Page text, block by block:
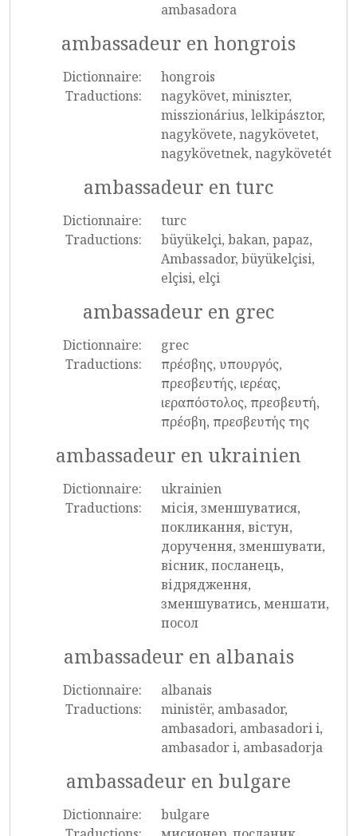
ambasadora
ambassadeur en hongrois
Dictionnaire:
hongrois
Traductions:
nagykövet, miniszter,
misszionárius, lelkipásztor,
nagykövete, nagykövetet,
nagykövetnek, nagykövetét
ambassadeur en turc
Dictionnaire:
turc
Traductions:
büyükelçi, bakan, papaz,
Ambassador, büyükelçisi,
elçisi, elçi
ambassadeur en grec
Dictionnaire:
grec
Traductions:
πρέσβης, υπουργός,
πρεσβευτής, ιερέας,
ιεραπόστολος, πρεσβευτή,
πρέσβη, πρεσβευτής της
ambassadeur en ukrainien
Dictionnaire:
ukrainien
Traductions:
місія, зменшуватися,
покликання, вістун,
доручення, зменшувати,
вісник, посланець,
відрядження,
зменшуватись, меншати,
посол
ambassadeur en albanais
Dictionnaire:
albanais
Traductions:
ministër, ambasador,
ambasadori, ambasadori i,
ambasador i, ambasadorja
ambassadeur en bulgare
Dictionnaire:
bulgare